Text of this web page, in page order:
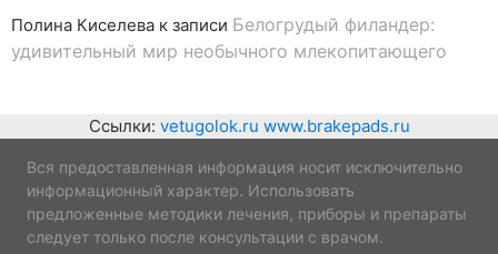
Полина Киселева к записи Белогрудый филандер:
удивительный мир необычного млекопитающего
Ссылки: vetugolok.ru www.brakepads.ru
Вся предоставленная информация носит исключительно
информационный характер. Использовать
предложенные методики лечения, приборы и препараты
следует только после консультации с врачом.